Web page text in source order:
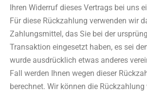
Ihren Widerruf dieses Vertrags bei uns
Für diese Rückzahlung verwenden wir
Zahlungsmittel, das Sie bei der
Transaktion eingesetzt haben, es sei
wurde ausdrücklich etwas anderes
Fall werden Ihnen wegen dieser
berechnet. Wir können die Rückzahlung